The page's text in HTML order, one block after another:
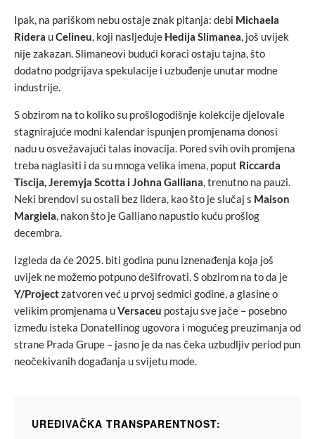
Ipak, na pariškom nebu ostaje znak pitanja: debi Michaela
Ridera uCelineu, koji nasljeđuje Hedija Slimanea, još uvijek
nije zakazan. Slimaneovi budući koraci ostaju tajna, što
dodatno podgrijava spekulacije i uzbuđenje unutar modne
industrije.
S obzirom na to koliko su prošlogodišnje kolekcije djelovale
stagnirajuće modni kalendar ispunjen promjenama donosi
nadu u osvežavajući talas inovacija. Pored svih ovih promjena
treba naglasiti i da su mnoga velika imena, poput Riccarda
Tiscija, Jeremyja Scotta i Johna Galliana, trenutno na pauzi.
Neki brendovi su ostali bez lidera, kao što je slučaj s Maison
Margiela, nakon što je Galliano napustio kuću prošlog
decembra.
Izgleda da će 2025. biti godina punu iznenađenja koja još
uvijek ne možemo potpuno dešifrovati. S obzirom na to da je
Y/Projectzatvoren već u prvoj sedmici godine, a glasine o
velikim promjenama uVersaceu postaju sve jače – posebno
između isteka Donatellinog ugovora i mogućeg preuzimanja od
strane Prada Grupe – jasno je da nas čeka uzbudljiv period pun
neočekivanih događanja u svijetu mode.
UREĐIVAČKA TRANSPARENTNOST: